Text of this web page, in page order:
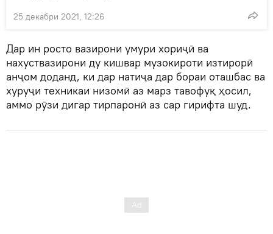
25 декабри 2021, 12:26
Дар ин росто вазирони умури хориҷӣ ва
нахуствазирони ду кишвар музокироти изтирорӣ
анҷом доданд, ки дар натиҷа дар бораи оташбас ва
хуруҷи техникаи низомӣ аз марз тавофуқ ҳосил,
аммо рӯзи дигар тирпаронӣ аз сар гирифта шуд.